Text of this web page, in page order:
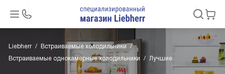
Liebherr
Встраиваемые холодильники
Встраиваемые однокамерные холодильники
Лучшие